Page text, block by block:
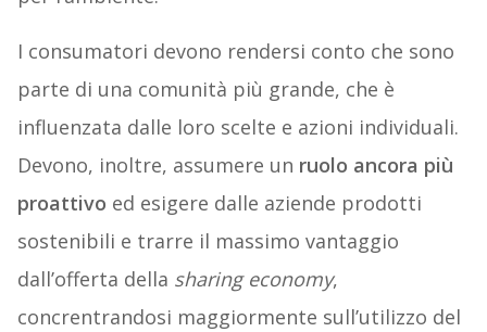
I consumatori devono rendersi conto che sono
parte di una comunità più grande, che è
influenzata dalle loro scelte e azioni individuali.
Devono, inoltre, assumere un ruolo ancora più
proattivo ed esigere dalle aziende prodotti
sostenibili e trarre il massimo vantaggio
dall’offerta della sharing economy,
concrentrandosi maggiormente sull’utilizzo del